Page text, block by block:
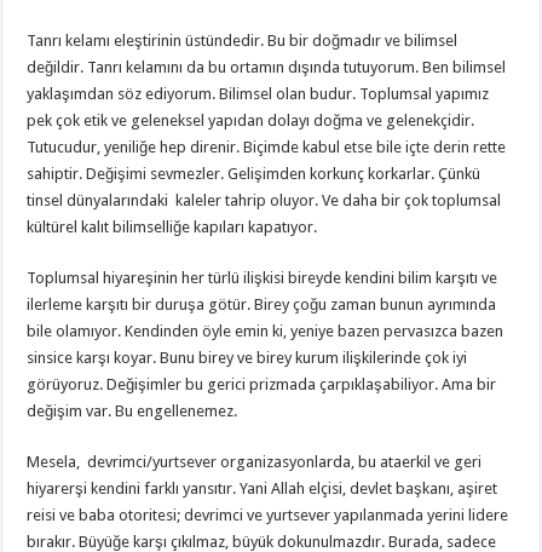
Tanrı kelamı eleştirinin üstündedir. Bu bir doğmadır ve bilimsel
değildir. Tanrı kelamını da bu ortamın dışında tutuyorum. Ben bilimsel
yaklaşımdan söz ediyorum. Bilimsel olan budur. Toplumsal yapımız
pek çok etik ve geleneksel yapıdan dolayı doğma ve gelenekçidir.
Tutucudur, yeniliğe hep direnir. Biçimde kabul etse bile içte derin rette
sahiptir. Değişimi sevmezler. Gelişimden korkunç korkarlar. Çünkü
tinsel dünyalarındaki kaleler tahrip oluyor. Ve daha bir çok toplumsal
kültürel kalıt bilimselliğe kapıları kapatıyor.
Toplumsal hiyareşinin her türlü ilişkisi bireyde kendini bilim karşıtı ve
ilerleme karşıtı bir duruşa götür. Birey çoğu zaman bunun ayrımında
bile olamıyor. Kendinden öyle emin ki, yeniye bazen pervasızca bazen
sinsice karşı koyar. Bunu birey ve birey kurum ilişkilerinde çok iyi
görüyoruz. Değişimler bu gerici prizmada çarpıklaşabiliyor. Ama bir
değişim var. Bu engellenemez.
Mesela, devrimci/yurtsever organizasyonlarda, bu ataerkil ve geri
hiyarerşi kendini farklı yansıtır. Yani Allah elçisi, devlet başkanı, aşiret
reisi ve baba otoritesi; devrimci ve yurtsever yapılanmada yerini lidere
bırakır. Büyüğe karşı çıkılmaz, büyük dokunulmazdır. Burada, sadece